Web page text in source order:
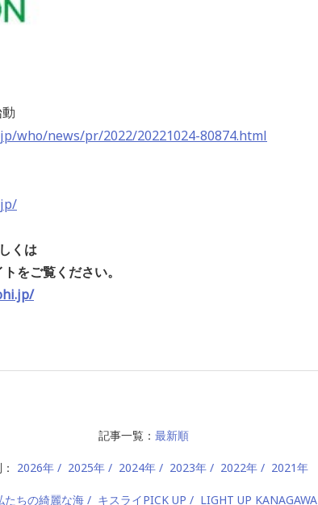
動
who/news/pr/2022/20221024-80874.html
くは
をご覧ください。
記事一覧： 最新順
2026年 2025年 2024年 2023年 2022年 2021年
たちの綺麗な海 キスライPICK UP LIGHT UP KANAGAWA